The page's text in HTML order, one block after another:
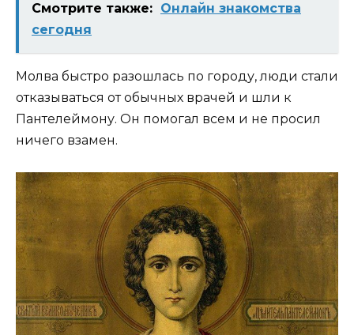
Смотрите также: Онлайн знакомства
сегодня
Молва быстро разошлась по городу, люди стали
отказываться от обычных врачей и шли к
Пантелеймону. Он помогал всем и не просил
ничего взамен.